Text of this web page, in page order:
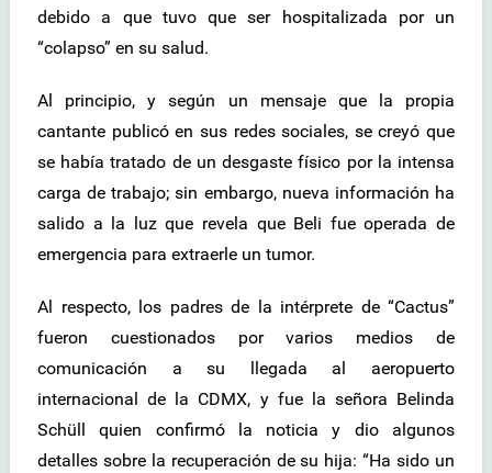
debido a que tuvo que ser hospitalizada por un
“colapso” en su salud.
Al principio, y según un mensaje que la propia
cantante publicó en sus redes sociales, se creyó que
se había tratado de un desgaste físico por la intensa
carga de trabajo; sin embargo, nueva información ha
salido a la luz que revela que Beli fue operada de
emergencia para extraerle un tumor.
Al respecto, los padres de la intérprete de “Cactus”
fueron cuestionados por varios medios de
comunicación a su llegada al aeropuerto
internacional de la CDMX, y fue la señora Belinda
Schüll quien confirmó la noticia y dio algunos
detalles sobre la recuperación de su hija: “Ha sido un